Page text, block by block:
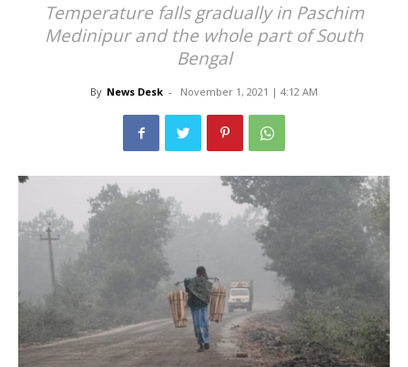
Temperature falls gradually in Paschim
Medinipur and the whole part of South
Bengal
By News Desk - November 1, 2021 | 4:12 AM